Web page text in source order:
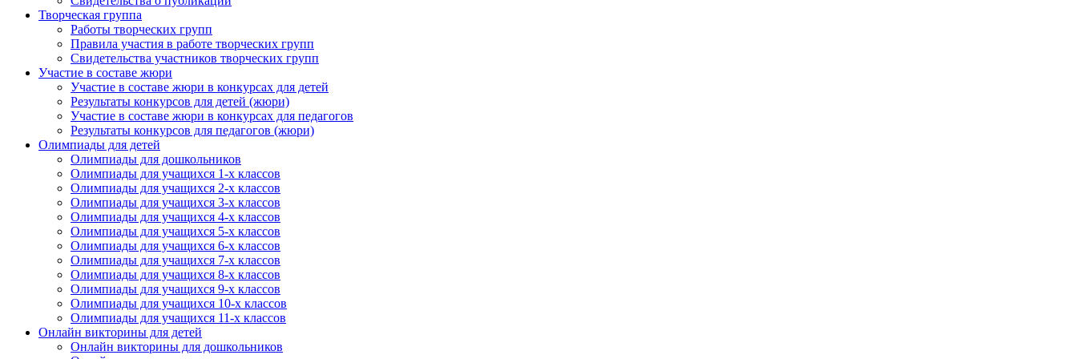
Творческая группа
Работы творческих групп
Правила участия в работе творческих групп
Свидетельства участников творческих групп
Участие в составе жюри
Участие в составе жюри в конкурсах для детей
Результаты конкурсов для детей (жюри)
Участие в составе жюри в конкурсах для педагогов
Результаты конкурсов для педагогов (жюри)
Олимпиады для детей
Олимпиады для дошкольников
Олимпиады для учащихся 1-х классов
Олимпиады для учащихся 2-х классов
Олимпиады для учащихся 3-х классов
Олимпиады для учащихся 4-х классов
Олимпиады для учащихся 5-х классов
Олимпиады для учащихся 6-х классов
Олимпиады для учащихся 7-х классов
Олимпиады для учащихся 8-х классов
Олимпиады для учащихся 9-х классов
Олимпиады для учащихся 10-х классов
Олимпиады для учащихся 11-х классов
Онлайн викторины для детей
Онлайн викторины для дошкольников